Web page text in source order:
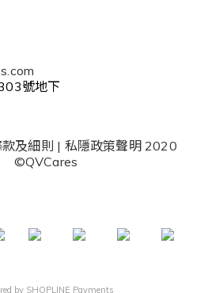
號地下
款及細則 | 私隱政策聲明 2020
©QVCares
by SHOPLINE Payments